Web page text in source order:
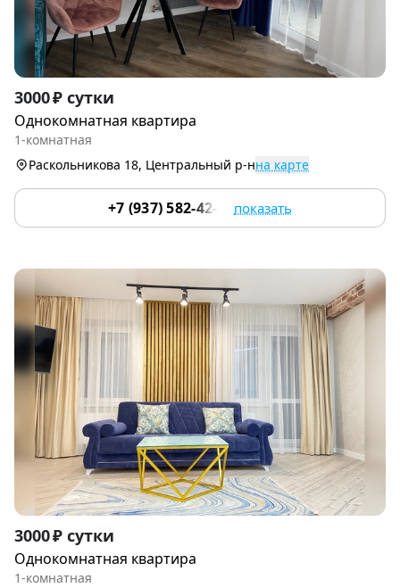
Item
1
of
3000 ₽ сутки
Однокомнатная квартира
1-комнатная
Раскольникова 18, Центральный р-нна карте
+7 (937) 582-42-22 показать
Item
1
of
3000 ₽ сутки
Однокомнатная квартира
1-комнатная